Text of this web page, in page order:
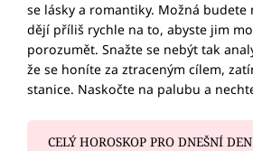
se lásky a romantiky. Možná budete
dějí příliš rychle na to, abyste jim
porozumět. Snažte se nebýt tak
že se honíte za ztraceným cílem,
stanice. Naskočte na palubu a
CELÝ HOROSKOP PRO DNEŠNÍ DEN